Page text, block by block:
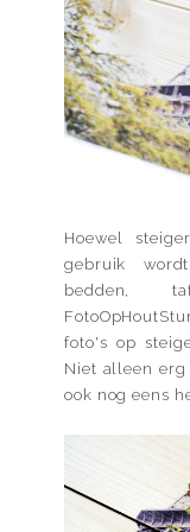
Hoewel
gebruik
bedden,
foto's op
Niet alleen erg
ook nog eens